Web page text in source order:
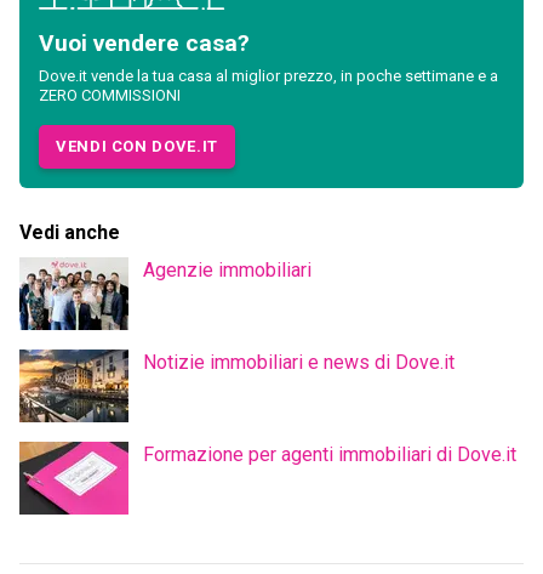
Vuoi vendere casa?
Dove.it vende la tua casa al miglior prezzo, in poche settimane e a
ZERO COMMISSIONI
VENDI CON DOVE.IT
Vedi anche
Agenzie immobiliari
Notizie immobiliari e news di Dove.it
Formazione per agenti immobiliari di Dove.it